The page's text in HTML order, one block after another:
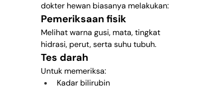
dokter hewan biasanya melakukan:
Pemeriksaan fisik
Melihat warna gusi, mata, tingkat
hidrasi, perut, serta suhu tubuh.
Tes darah
Untuk memeriksa:
Kadar bilirubin